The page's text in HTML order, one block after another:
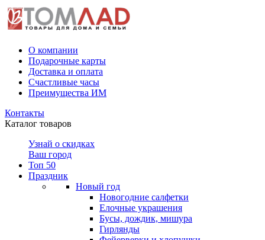
О компании
Подарочные карты
Доставка и оплата
Счастливые часы
Преимущества ИМ
Контакты
Каталог товаров
Узнай о скидках
Ваш город
Топ 50
Праздник
Новый год
Новогодние салфетки
Елочные украшения
Бусы, дождик, мишура
Гирлянды